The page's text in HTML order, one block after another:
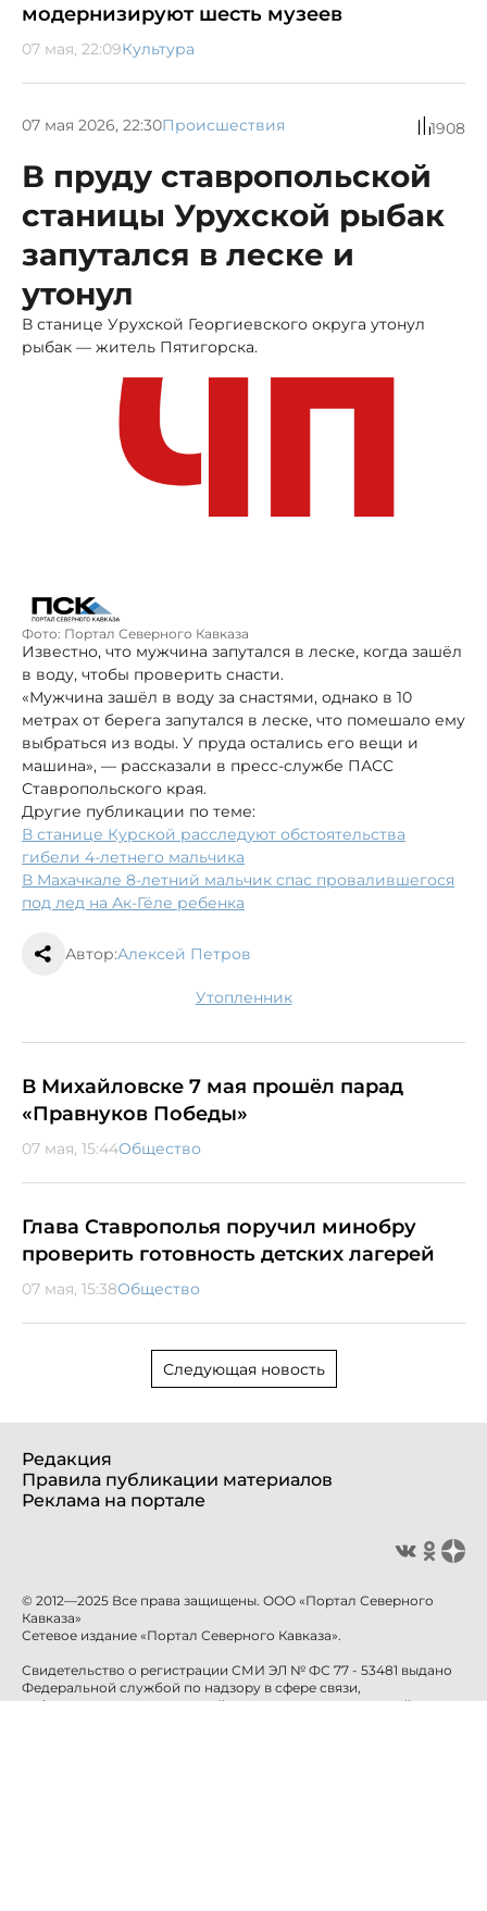
модернизируют шесть музеев
07 мая, 22:09Культура
07 мая 2026, 22:30Происшествия 1908
В пруду ставропольской
станицы Урухской рыбак
запутался в леске и
утонул
В станице Урухской Георгиевского округа утонул
рыбак — житель Пятигорска.
Фото: Портал Северного Кавказа
Известно, что мужчина запутался в леске, когда зашёл
в воду, чтобы проверить снасти.
«Мужчина зашёл в воду за снастями, однако в 10
метрах от берега запутался в леске, что помешало ему
выбраться из воды. У пруда остались его вещи и
машина», — рассказали в пресс-службе ПАСС
Ставропольского края.
Другие публикации по теме:
В станице Курской расследуют обстоятельства
гибели 4-летнего мальчика
В Махачкале 8-летний мальчик спас провалившегося
под лед на Ак-Гёле ребенка
Автор:Алексей Петров
утопленник
В Михайловске 7 мая прошёл парад
«Правнуков Победы»
07 мая, 15:44Общество
Глава Ставрополья поручил минобру
проверить готовность детских лагерей
07 мая, 15:38Общество
Следующая новость
Редакция
Правила публикации материалов
Реклама на портале
© 2012—2025 Все права защищены. ООО «Портал Северного
Кавказа»
Сетевое издание «Портал Северного Кавказа».
Свидетельство о регистрации СМИ ЭЛ № ФС 77 - 53481 выдано
Федеральной службой по надзору в сфере связи,
информационных технологий и массовых коммуникаций